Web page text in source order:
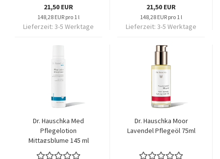
21,50 EUR
148,28 EUR pro 1 l
Lieferzeit: 3-5 Werktage
21,50 EUR
148,28 EUR pro 1 l
Lieferzeit: 3-5 Werktage
Dr. Hauschka Med
Pflegelotion
Mittagsblume 145 ml
Dr. Hauschka Moor
Lavendel Pflegeöl 75ml